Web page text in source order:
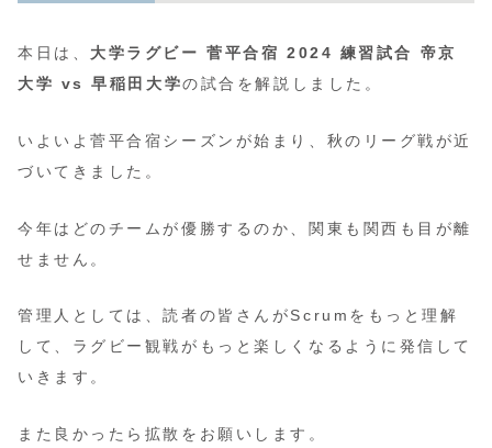
本日は、 大学ラグビー 菅平合宿 2024 練習試合 帝京
大学 vs 早稲田大学の試合を解説しました。
いよいよ菅平合宿シーズンが始まり、秋のリーグ戦が近
づいてきました。
今年はどのチームが優勝するのか、関東も関西も目が離
せません。
管理人としては、読者の皆さんがScrumをもっと理解
して、ラグビー観戦がもっと楽しくなるように発信して
いきます。
また良かったら拡散をお願いします。